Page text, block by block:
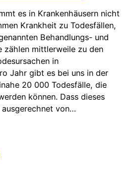
es in Krankenhäusern nicht
Krankheit zu Todesfällen,
Behandlungs- und
zählen mittlerweile zu den
in
Jahr gibt es bei uns in der
20 000 Todesfälle, die
können. Dass dieses
von…